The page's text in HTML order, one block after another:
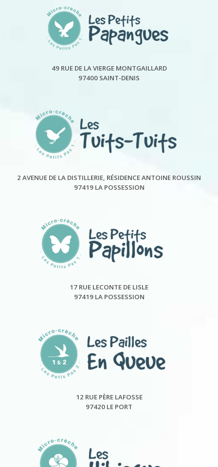
49 RUE DE LA VIERGE MONTGAILLARD
97400 SAINT-DENIS
2 AVENUE DE LA DISTILLERIE, RÉSIDENCE ANTOINE ROUSSIN
97419 LA POSSESSION
17 RUE LECONTE DE LISLE
97419 LA POSSESSION
12 RUE PÈRE LAFOSSE
97420 LE PORT